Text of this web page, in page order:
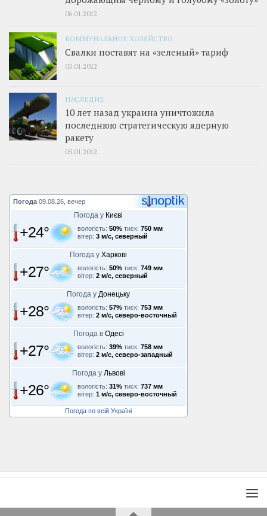
06.01.2012
КОММУНАЛЬНОЕ ХОЗЯЙСТВО
Свалки поставят на «зеленый» тариф
05.01.2012
НАСЛЕДИЕ
10 лет назад украина уничтожила
последнюю стратегическую ядерную
ракету
05.01.2012
Погода 09.08.26, вечер
Погода у Києві
+24° вологість: 50% тиск: 750 мм
вітер: 3 м/с, северный
Погода у Харкові
+27° вологість: 50% тиск: 749 мм
вітер: 2 м/с, северный
Погода у Донецьку
+28° вологість: 57% тиск: 753 мм
вітер: 2 м/с, северо-восточный
Погода в Одесі
+27° вологість: 39% тиск: 758 мм
вітер: 2 м/с, северо-западный
Погода у Львові
+26° вологість: 31% тиск: 737 мм
вітер: 1 м/с, северо-восточный
Погода по всій Україні